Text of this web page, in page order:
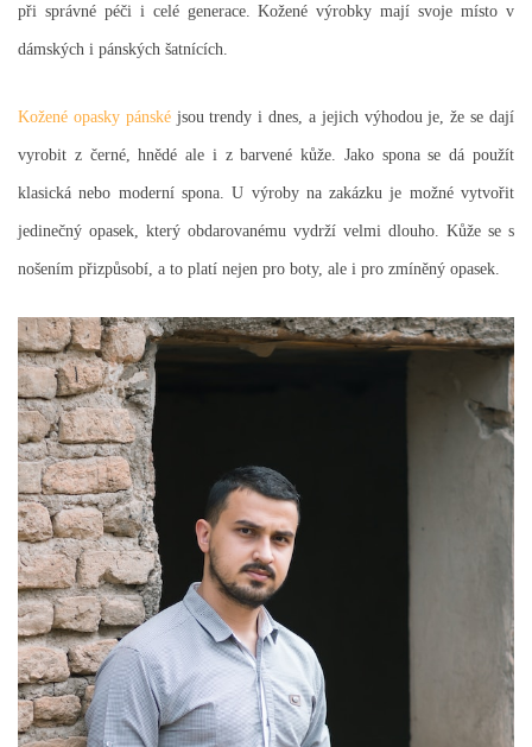
při správné péči i celé generace. Kožené výrobky mají svoje místo v
dámských i pánských šatnících.
Kožené opasky pánskéjsou trendy i dnes, a jejich výhodou je, že se dají
vyrobit z černé, hnědé ale i z barvené kůže. Jako spona se dá použít
klasická nebo moderní spona. U výroby na zakázku je možné vytvořit
jedinečný opasek, který obdarovanému vydrží velmi dlouho. Kůže se s
nošením přizpůsobí, a to platí nejen pro boty, ale i pro zmíněný opasek.